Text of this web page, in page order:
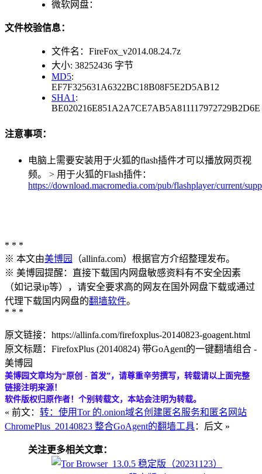
微软网盘：
文件校验信息：
文件名：FireFox_v2014.08.24.7z
大小: 38252436 字节
MD5:
EF7F325631A6322BC18B08F5E2D5AB12
SHA1 :
BE020216E851A2A7CE7AB5A811117972729B2D6E
注意事项：
电脑上需要安装用于火狐的flash插件才可以播放网页视
频。 > 用于火狐的Flash插件：
https://download.macromedia.com/pub/flashplayer/current/
* * *
※ 本文由美博园
（allinfa.com）根据官方介绍整理发布。
※ 美博园提醒：直接下载国内网盘敏感资料有不安全因素
（如记录ip等），请安全要求高的网友在国外网盘下载或通过
代理下载国内网盘的翻墙软件。
* * *
原文链接：https://allinfa.com/firefoxplus-20140823-goagent.html
原文标题：FirefoxPlus (20140824) 带GoAgent的一键翻墙组合 -
美博园
美博园文章均为“原创 - 首发”，请尊重辛劳撰写，转载请以上面完整
链接注明来源！
软件版权归原作者！个别转载文，本站会注明为转载。
« 前文： 转：使用Tor 的.onion域名创建匿名服务和匿名网站
ChromePlus_20140823 整合GoAgent的翻墙工具：后文 »
关注更多相关文章：